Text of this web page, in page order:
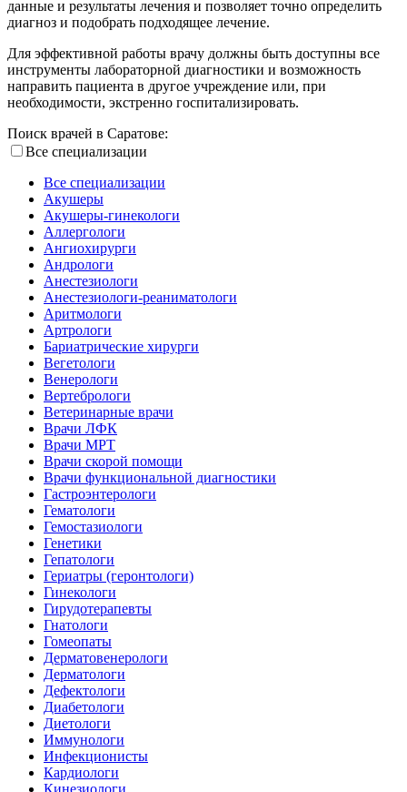
данные и результаты лечения и позволяет точно определить
диагноз и подобрать подходящее лечение.
Для эффективной работы врачу должны быть доступны все
инструменты лабораторной диагностики и возможность
направить пациента в другое учреждение или, при
необходимости, экстренно госпитализировать.
Поиск врачей в Саратове:
Все специализации
Все специализации
Акушеры
Акушеры-гинекологи
Аллергологи
Ангиохирурги
Андрологи
Анестезиологи
Анестезиологи-реаниматологи
Аритмологи
Артрологи
Бариатрические хирурги
Вегетологи
Венерологи
Вертебрологи
Ветеринарные врачи
Врачи ЛФК
Врачи МРТ
Врачи скорой помощи
Врачи функциональной диагностики
Гастроэнтерологи
Гематологи
Гемостазиологи
Генетики
Гепатологи
Гериатры (геронтологи)
Гинекологи
Гирудотерапевты
Гнатологи
Гомеопаты
Дерматовенерологи
Дерматологи
Дефектологи
Диабетологи
Диетологи
Иммунологи
Инфекционисты
Кардиологи
Кинезиологи